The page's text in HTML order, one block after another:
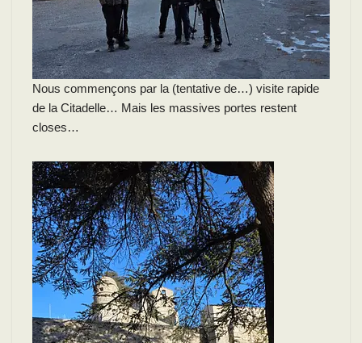
Nous commençons par la (tentative de…) visite rapide
de la Citadelle… Mais les massives portes restent
closes…